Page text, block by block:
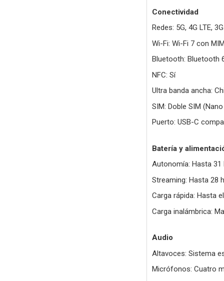
Conectividad
Redes: 5G, 4G LTE,
Wi-Fi: Wi-Fi 7 con
Bluetooth: Bluetooth
NFC: Sí
Ultra banda ancha:
SIM: Doble SIM
Puerto: USB-C
Batería y
Autonomía: Hasta
Streaming: Hasta 28
Carga rápida: Hasta
Carga inalámbrica:
Audio
Altavoces: Sistema
Micrófonos: Cuatro